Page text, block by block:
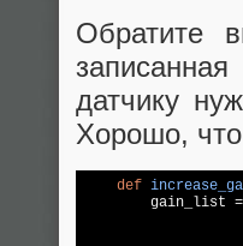
Обратите
датчику
Хорошо,
def
gain_list